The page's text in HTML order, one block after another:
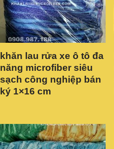
khăn lau rửa xe ô tô đa
năng microfiber siêu
sạch công nghiệp bán
ký 1×16 cm